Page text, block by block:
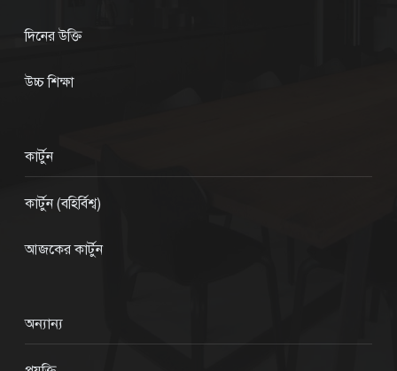
দিনের উক্তি
উচ্চ শিক্ষা
কার্টুন
কার্টুন (বহির্বিশ্ব)
আজকের কার্টুন
অন্যান্য